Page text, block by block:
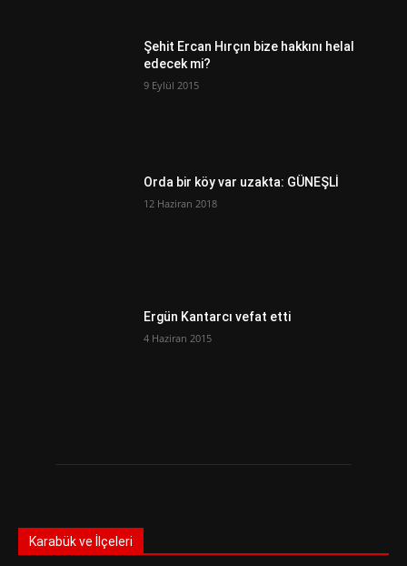
Şehit Ercan Hırçın bize hakkını helal
edecek mi?
9 Eylül 2015
Orda bir köy var uzakta: GÜNEŞLİ
12 Haziran 2018
Ergün Kantarcı vefat etti
4 Haziran 2015
Karabük ve İlçeleri